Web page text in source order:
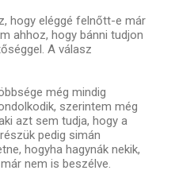
hogy eléggé felnőtt-e már
ahhoz, hogy bánni tudjon
A válasz
még mindig
szerintem még
azt sem tudja, hogy a
pedig simán
hogyha hagynák nekik,
nem is beszélve.